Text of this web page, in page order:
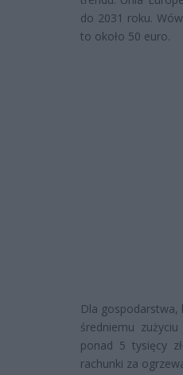
do 2031 roku.
to około 50 euro.
Dla
średniemu
ponad 5 tysięcy
rachunki za